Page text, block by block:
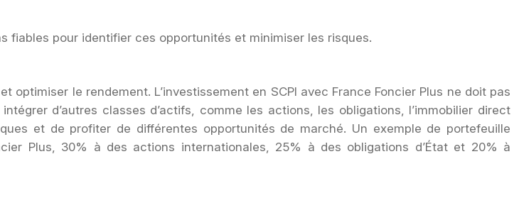
fiables pour identifier ces opportunités et minimiser les risques.
le rendement. L’investissement en SCPI avec France Foncier Plus ne doit pas
d’autres classes d’actifs, comme les actions, les obligations, l’immobilier direct
et de profiter de différentes opportunités de marché. Un exemple de portefeuille
Plus, 30% à des actions internationales, 25% à des obligations d’État et 20% à